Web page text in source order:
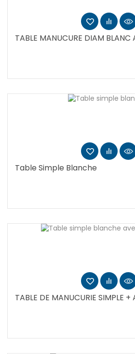
TABLE MANUCURE DIAM BLANC
Table Simple Blanche
TABLE DE MANUCURIE SIMPLE +